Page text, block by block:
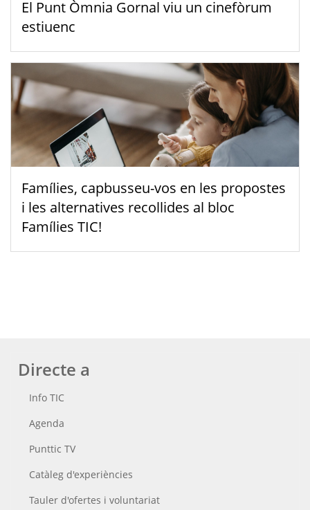
El Punt Òmnia Gornal viu un cinefòrum
estiuenc
Famílies, capbusseu-vos en les propostes
i les alternatives recollides al bloc
Famílies TIC!
Directe a
Info TIC
Agenda
Punttic TV
Catàleg d'experiències
Tauler d'ofertes i voluntariat